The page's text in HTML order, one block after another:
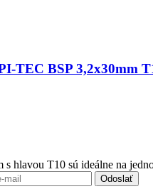
TEC BSP 3,2x30mm
hlavou T10 sú ideálne na
Odoslať